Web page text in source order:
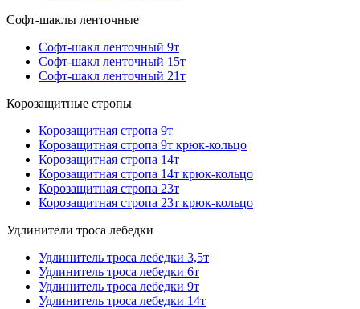
Софт-шаклы ленточные
Софт-шакл ленточный 9т
Софт-шакл ленточный 15т
Софт-шакл ленточный 21т
Корозащитные стропы
Корозащитная стропа 9т
Корозащитная стропа 9т крюк-кольцо
Корозащитная стропа 14т
Корозащитная стропа 14т крюк-кольцо
Корозащитная стропа 23т
Корозащитная стропа 23т крюк-кольцо
Удлинители троса лебедки
Удлинитель троса лебедки 3,5т
Удлинитель троса лебедки 6т
Удлинитель троса лебедки 9т
Удлинитель троса лебедки 14т